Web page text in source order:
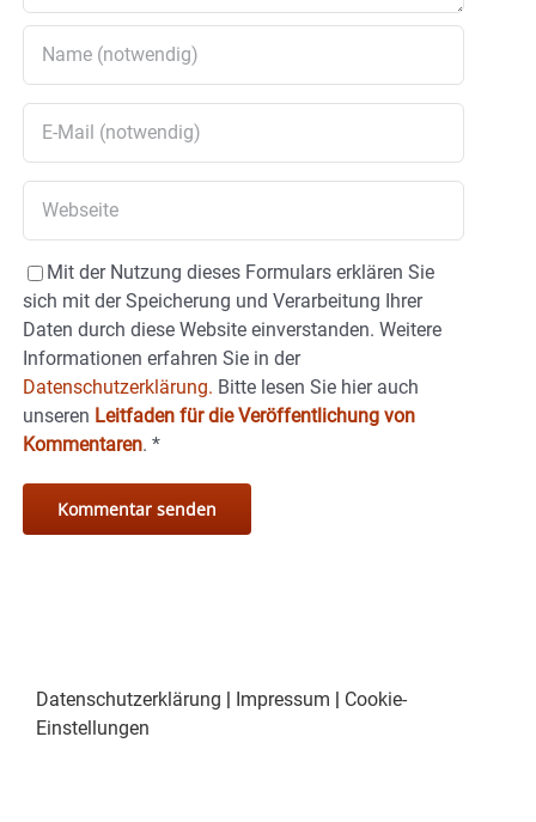
Mit der Nutzung dieses Formulars erklären Sie
sich mit der Speicherung und Verarbeitung Ihrer
Daten durch diese Website einverstanden. Weitere
Informationen erfahren Sie in der
Datenschutzerklärung. Bitte lesen Sie hier auch
unseren Leitfaden für die Veröffentlichung von
Kommentaren. *
Datenschutzerklärung | Impressum | Cookie-
Einstellungen